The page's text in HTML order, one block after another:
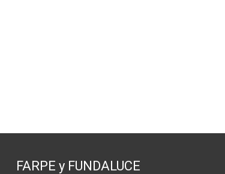
FARPE y FUNDALUCE